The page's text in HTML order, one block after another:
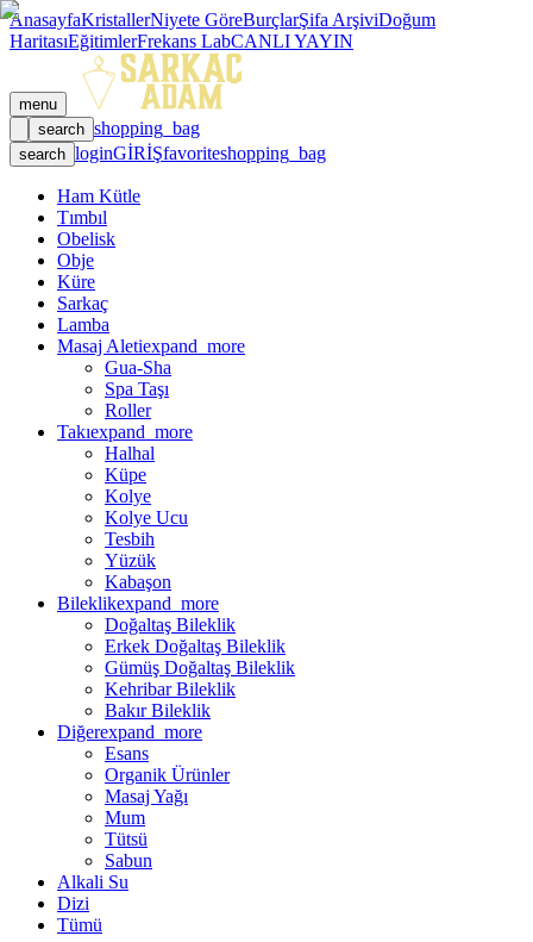
AnasayfaKristallerNiyete GöreBurçlarŞifa ArşiviDoğum
HaritasıEğitimlerFrekans LabCANLI YAYIN
menu
search shopping_bag
search loginGİRİŞfavoriteshopping_bag
Ham Kütle
Tımbıl
Obelisk
Obje
Küre
Sarkaç
Lamba
Masaj Aletiexpand_more
Gua-Sha
Spa Taşı
Roller
Takıexpand_more
Halhal
Küpe
Kolye
Kolye Ucu
Tesbih
Yüzük
Kabaşon
Bileklikexpand_more
Doğaltaş Bileklik
Erkek Doğaltaş Bileklik
Gümüş Doğaltaş Bileklik
Kehribar Bileklik
Bakır Bileklik
Diğerexpand_more
Esans
Organik Ürünler
Masaj Yağı
Mum
Tütsü
Sabun
Alkali Su
Dizi
Tümü